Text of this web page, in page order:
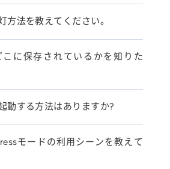
方法を教えてください。
に保存されているかを知りた
動する方法はありますか?
モードの利用シーンを教えて